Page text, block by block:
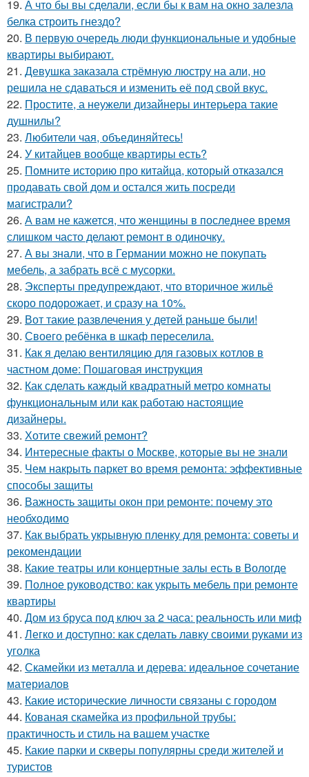
19. А что бы вы сделали, если бы к вам на окно залезла
белка строить гнездо?
20. В первую очередь люди функциональные и удобные
квартиры выбирают.
21. Девушка заказала стрёмную люстру на али, но
решила не сдаваться и изменить её под свой вкус.
22. Простите, а неужели дизайнеры интерьера такие
душнилы?
23. Любители чая, объединяйтесь!
24. У китайцев вообще квартиры есть?
25. Помните историю про китайца, который отказался
продавать свой дом и остался жить посреди
магистрали?
26. А вам не кажется, что женщины в последнее время
слишком часто делают ремонт в одиночку.
27. А вы знали, что в Германии можно не покупать
мебель, а забрать всё с мусорки.
28. Эксперты предупреждают, что вторичное жильё
скоро подорожает, и сразу на 10%.
29. Вот такие развлечения у детей раньше были!
30. Своего ребёнка в шкаф переселила.
31. Как я делаю вентиляцию для газовых котлов в
частном доме: Пошаговая инструкция
32. Как сделать каждый квадратный метро комнаты
функциональным или как работаю настоящие
дизайнеры.
33. Хотите свежий ремонт?
34. Интересные факты о Москве, которые вы не знали
35. Чем накрыть паркет во время ремонта: эффективные
способы защиты
36. Важность защиты окон при ремонте: почему это
необходимо
37. Как выбрать укрывную пленку для ремонта: советы и
рекомендации
38. Какие театры или концертные залы есть в Вологде
39. Полное руководство: как укрыть мебель при ремонте
квартиры
40. Дом из бруса под ключ за 2 часа: реальность или миф
41. Легко и доступно: как сделать лавку своими руками из
уголка
42. Скамейки из металла и дерева: идеальное сочетание
материалов
43. Какие исторические личности связаны с городом
44. Кованая скамейка из профильной трубы:
практичность и стиль на вашем участке
45. Какие парки и скверы популярны среди жителей и
туристов